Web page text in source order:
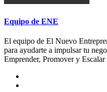
Equipo de ENE
El equipo de El Nuevo
para ayudarte a impulsar tu
Emprender, Promover y Escalar